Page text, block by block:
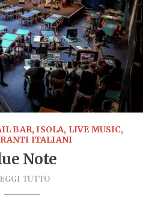
BAR, ISOLA, LIVE MUSIC,
ITALIANI
Note
TUTTO